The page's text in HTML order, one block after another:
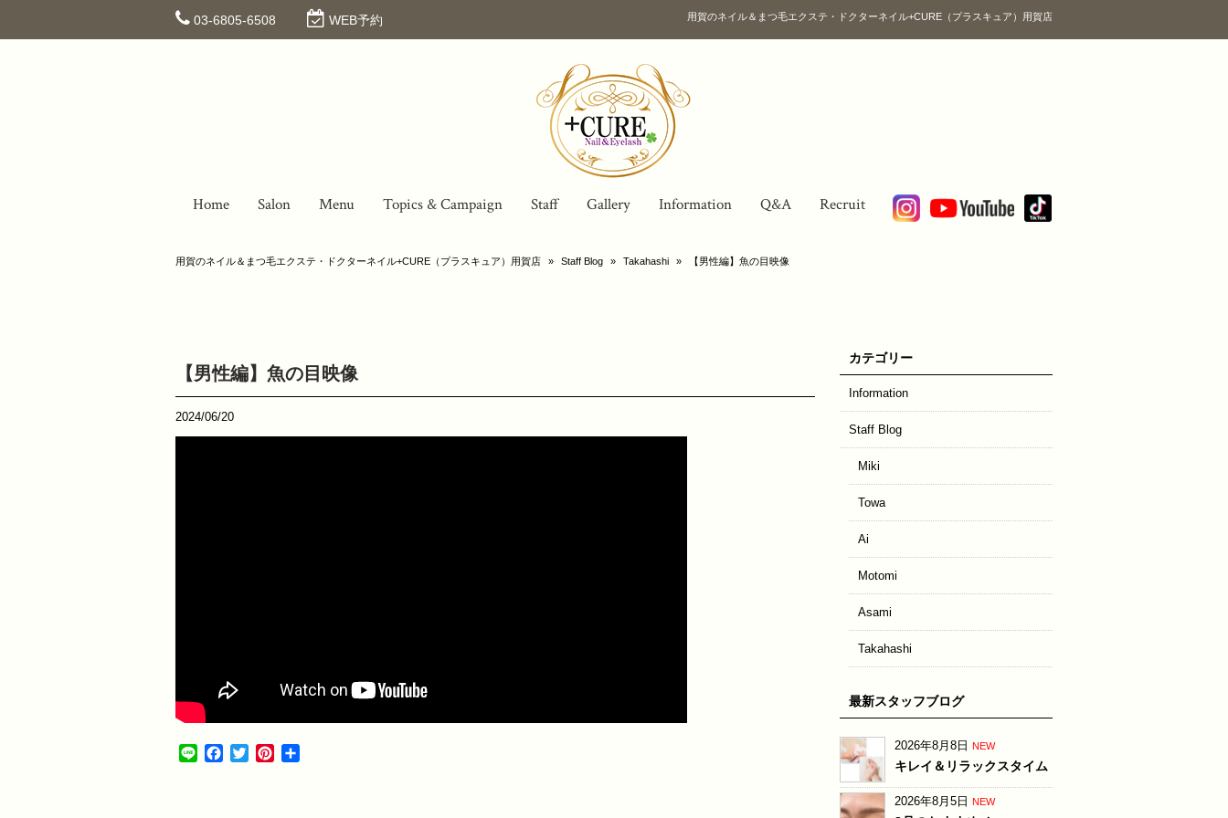
03-6805-6508 WEB予約 用賀のネイル＆まつ毛エクステ・ドクターネイル+CURE（プラスキュア）用賀店
Home Salon Menu Topics & Campaign Staff Gallery Information Q&A Recruit
用賀のネイル＆まつ毛エクステ・ドクターネイル+CURE（プラスキュア）用賀店 » Staff Blog » Takahashi » 【男性編】魚の目映像
【男性編】魚の目映像
2024/06/20
Line Facebook
TwitterPinterest
カテゴリー
Information
Staff Blog
Miki
Towa
Ai
Motomi
Asami
Takahashi
最新スタッフブログ
2026年8月8日 NEW
キレイ＆リラックスタイム
2026年8月5日 NEW